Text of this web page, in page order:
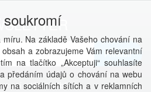
Přihlásit
o této službě
soukromí
Na základě Vašeho chování na
a zobrazujeme Vám relevantní
na tlačítko „Akceptuji“ souhlasíte
předáním údajů o chování na webu
na sociálních sítích a v reklamních